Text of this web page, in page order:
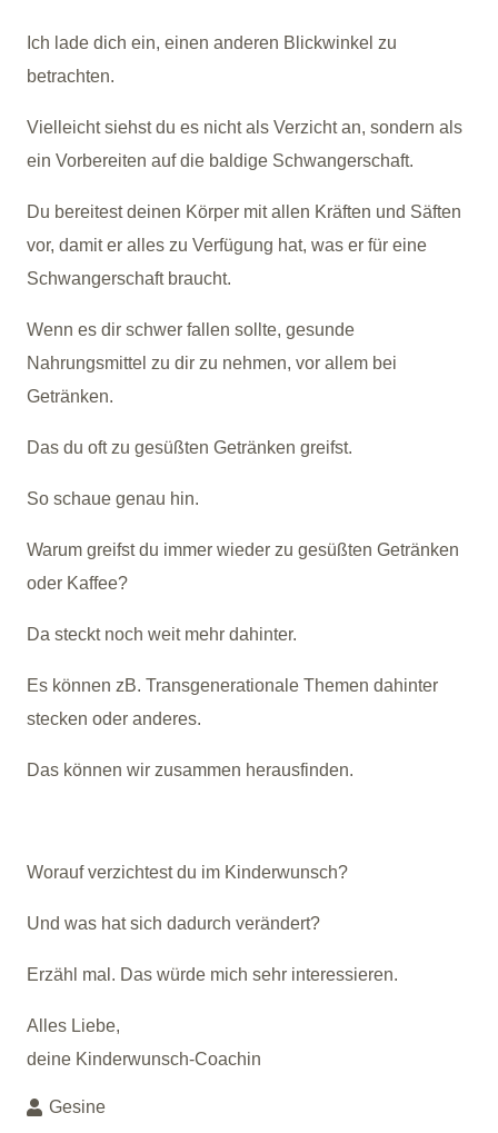
Ich lade dich ein, einen anderen Blickwinkel zu
betrachten.
Vielleicht siehst du es nicht als Verzicht an, sondern als
ein Vorbereiten auf die baldige Schwangerschaft.
Du bereitest deinen Körper mit allen Kräften und Säften
vor, damit er alles zu Verfügung hat, was er für eine
Schwangerschaft braucht.
Wenn es dir schwer fallen sollte, gesunde
Nahrungsmittel zu dir zu nehmen, vor allem bei
Getränken.
Das du oft zu gesüßten Getränken greifst.
So schaue genau hin.
Warum greifst du immer wieder zu gesüßten Getränken
oder Kaffee?
Da steckt noch weit mehr dahinter.
Es können zB. Transgenerationale Themen dahinter
stecken oder anderes.
Das können wir zusammen herausfinden.
Worauf verzichtest du im Kinderwunsch?
Und was hat sich dadurch verändert?
Erzähl mal. Das würde mich sehr interessieren.
Alles Liebe,
deine Kinderwunsch-Coachin
Gesine